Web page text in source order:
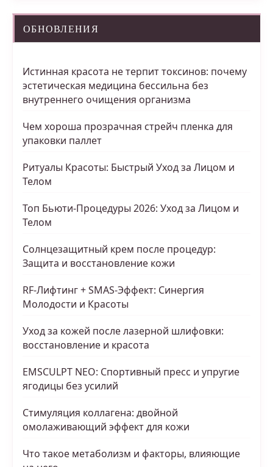
ОБНОВЛЕНИЯ
Истинная красота не терпит токсинов: почему
эстетическая медицина бессильна без
внутреннего очищения организма
Чем хороша прозрачная стрейч пленка для
упаковки паллет
Ритуалы Красоты: Быстрый Уход за Лицом и
Телом
Топ Бьюти-Процедуры 2026: Уход за Лицом и
Телом
Солнцезащитный крем после процедур:
Защита и восстановление кожи
RF-Лифтинг + SMAS-Эффект: Синергия
Молодости и Красоты
Уход за кожей после лазерной шлифовки:
восстановление и красота
EMSCULPT NEO: Спортивный пресс и упругие
ягодицы без усилий
Стимуляция коллагена: двойной
омолаживающий эффект для кожи
Что такое метаболизм и факторы, влияющие